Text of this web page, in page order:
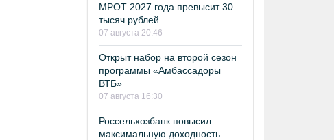
МРОТ 2027 года превысит 30
тысяч рублей
07 августа 20:46
Открыт набор на второй сезон
программы «Амбассадоры
ВТБ»
07 августа 16:30
Россельхозбанк повысил
максимальную доходность